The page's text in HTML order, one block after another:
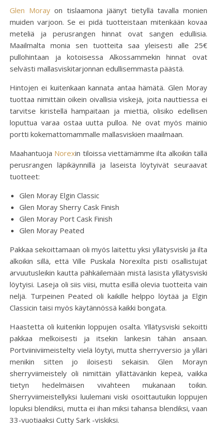
Glen Morayon tislaamona jäänyt tietyllä tavalla monien
muiden varjoon. Se ei pidä tuotteistaan mitenkään kovaa
meteliä ja perusrangen hinnat ovat sangen edullisia.
Maailmalta monia sen tuotteita saa yleisesti alle 25€
pullohintaan ja kotoisessa Alkossammekin hinnat ovat
selvästi mallasviskitarjonnan edullisemmasta päästä.
Hintojen ei kuitenkaan kannata antaa hämätä. Glen Moray
tuottaa nimittäin oikein oivallisia viskejä, joita nauttiessa ei
tarvitse kiristellä hampaitaan ja miettiä, olisiko edellisen
loputtua varaa ostaa uutta pulloa. Ne ovat myös mainio
portti kokemattomammalle mallasviskien maailmaan.
Maahantuoja Norexin tiloissa viettämämme ilta alkoikin tällä
perusrangen läpikäynnillä ja laseista löytyivät seuraavat
tuotteet:
Glen Moray Elgin Classic
Glen Moray Sherry Cask Finish
Glen Moray Port Cask Finish
Glen Moray Peated
Pakkaa sekoittamaan oli myös laitettu yksi yllätysviski ja ilta
alkoikin sillä, että Ville Puskala Norexilta pisti osallistujat
arvuutusleikin kautta pähkäilemään mistä lasista yllätysviski
löytyisi. Laseja oli siis viisi, mutta esillä olevia tuotteita vain
neljä. Turpeinen Peated oli kaikille helppo löytää ja Elgin
Classicin taisi myös käytännössä kaikki bongata.
Haastetta oli kuitenkin loppujen osalta. Yllätysviski sekoitti
pakkaa melkoisesti ja itsekin lankesin tähän ansaan.
Portviiniviimeistelty vielä löytyi, mutta sherryversio ja ylläri
menikin sitten jo iloisesti sekaisin. Glen Morayn
sherryviimeistely oli nimittäin yllättävänkin kepeä, vaikka
tietyn hedelmäisen vivahteen mukanaan toikin.
Sherryviimeistellyksi luulemani viski osoittautuikin loppujen
lopuksi blendiksi, mutta ei ihan miksi tahansa blendiksi, vaan
33-vuotiaaksi Cutty Sark -viskiksi.